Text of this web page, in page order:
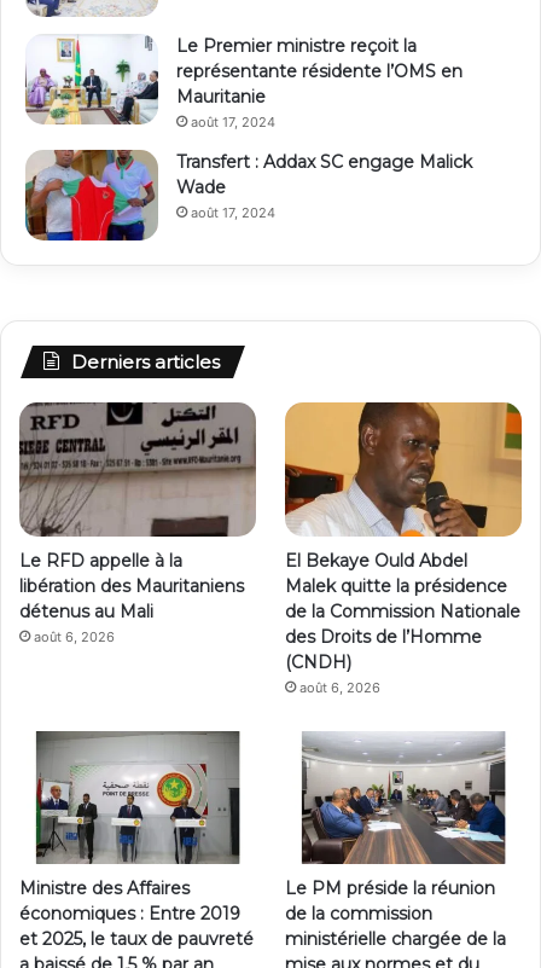
Le Premier ministre reçoit la
représentante résidente l’OMS en
Mauritanie
août 17, 2024
Transfert : Addax SC engage Malick
Wade
août 17, 2024
Derniers articles
Le RFD appelle à la
libération des Mauritaniens
détenus au Mali
août 6, 2026
El Bekaye Ould Abdel
Malek quitte la présidence
de la Commission Nationale
des Droits de l’Homme
(CNDH)
août 6, 2026
Ministre des Affaires
économiques : Entre 2019
et 2025, le taux de pauvreté
Le PM préside la réunion
de la commission
ministérielle chargée de la